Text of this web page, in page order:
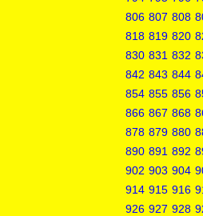
806 807 808
818 819 820
830 831 832
842 843 844
854 855 856
866 867 868
878 879 880
890 891 892
902 903 904
914 915 916
926 927 928